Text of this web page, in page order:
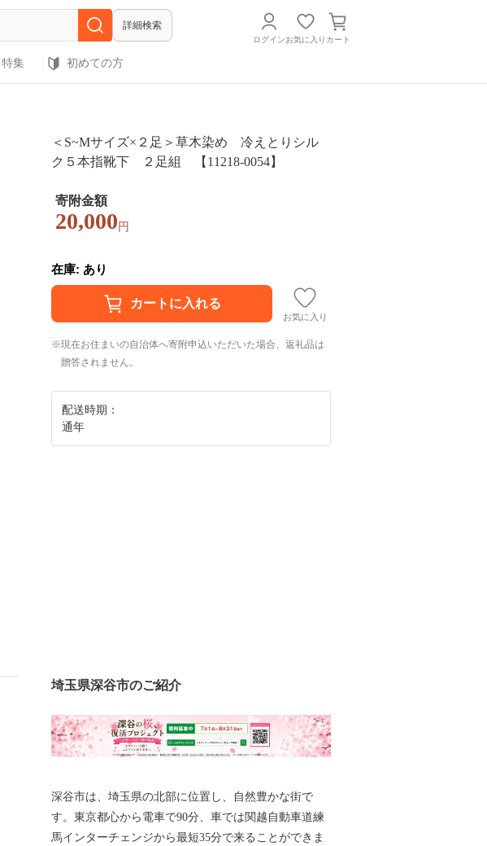
詳細検索
ログインお気に入り カート
特集 初めての方
＜S~Mサイズ×２足＞草木染め 冷えとりシル
ク５本指靴下 ２足組 【11218-0054】
寄附金額
20,000 円
在庫: あり
お気に入り
現在お住まいの自治体へ寄附申込いただいた場合、返礼品は
贈答されません。
配送時期：
通年
埼玉県深谷市のご紹介
深谷市は、埼玉県の北部に位置し、自然豊かな街で
す。東京都心から電車で90分、車では関越自動車道練
馬インターチェンジから最短35分で来ることができま